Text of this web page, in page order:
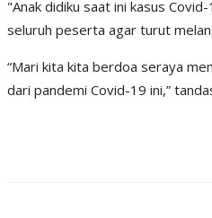
"Anak didiku saat ini kasus
seluruh peserta agar turut
“Mari kita kita berdoa seraya
dari pandemi Covid-19 ini,”